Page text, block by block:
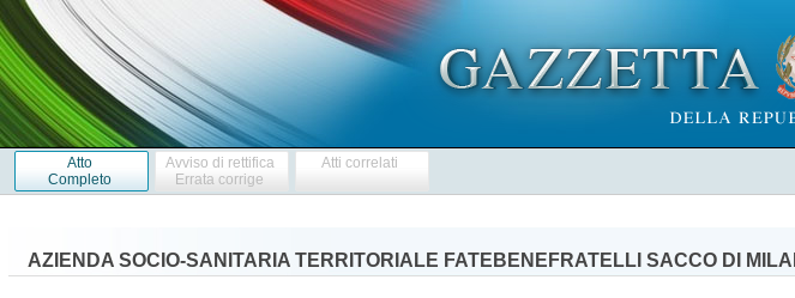
Atto
Completo
Avviso di rettifica
Errata corrige
Atti correlati
AZIENDA SOCIO-SANITARIA TERRITORIALE FATEBENEFRATELLI SACCO DI